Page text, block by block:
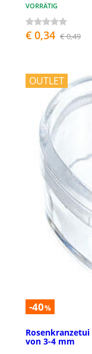
VORRÄTIG
€ 0,34 € 0,49
OUTLET
-40%
von 3-4 mm